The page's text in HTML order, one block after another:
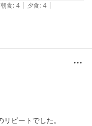
になりたいと思います。
朝食: 4 | 夕食: 4 |
ピートでした。